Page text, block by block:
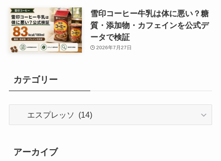
雪印コーヒー牛乳は体に悪い？糖
質・添加物・カフェインを公式デ
ータで検証
2026年7月27日
カテゴリー
リ
ー
アーカイブ